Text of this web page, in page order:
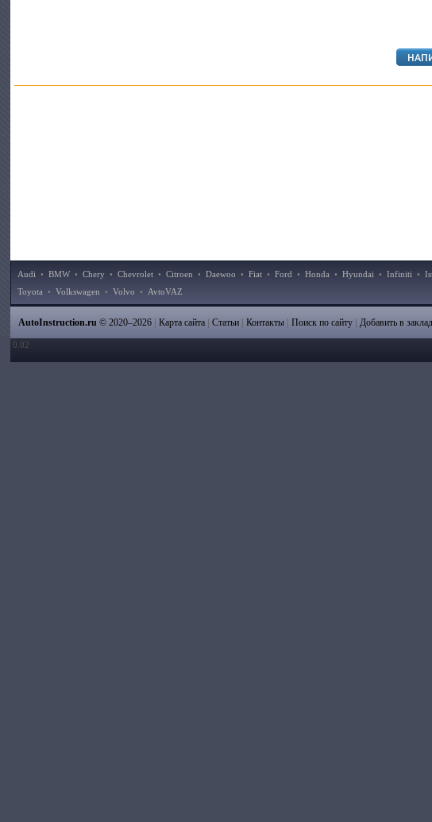
Audi • BMW • Chery • Chevrolet • Citroen • Daewoo • Fiat • Ford • Honda • Hyundai • Infiniti •
Toyota • Volkswagen • Volvo • AvtoVAZ
AutoInstruction.ru © 2020–2026 |Карта сайта |Статьи |Контакты |Поиск по сайту |Добавить в
0.02